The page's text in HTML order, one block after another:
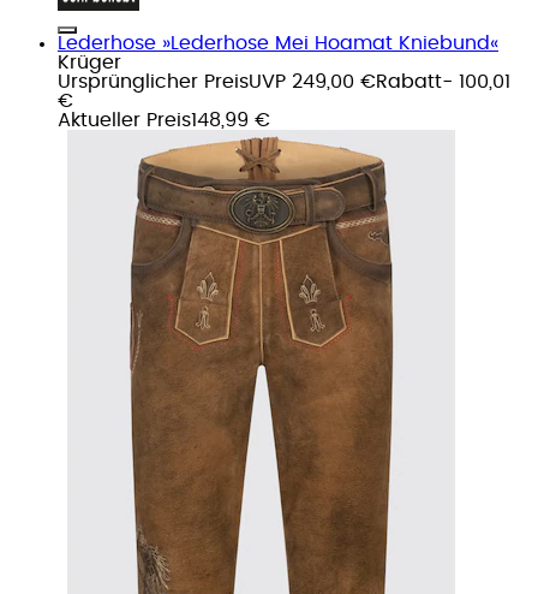
Lederhose »Lederhose Mei Hoamat Kniebund«
Krüger
Ursprünglicher PreisUVP 249,00 €Rabatt- 100,01
€
Aktueller Preis148,99 €